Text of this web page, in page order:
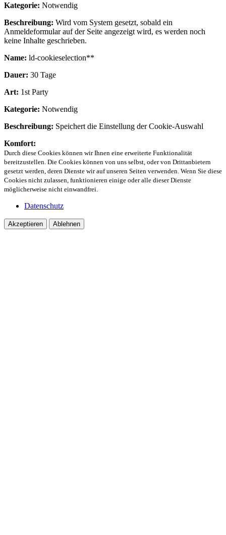
Kategorie: Notwendig
Beschreibung: Wird vom System gesetzt, sobald ein
Anmeldeformular auf der Seite angezeigt wird, es werden noch
keine Inhalte geschrieben.
Name: ld-cookieselection**
Dauer: 30 Tage
Art: 1st Party
Kategorie: Notwendig
Beschreibung: Speichert die Einstellung der Cookie-Auswahl
Komfort:
Durch diese Cookies können wir Ihnen eine erweiterte Funktionalität
bereitzustellen. Die Cookies können von uns selbst, oder von Drittanbietern
gesetzt werden, deren Dienste wir auf unseren Seiten verwenden. Wenn Sie diese
Cookies nicht zulassen, funktionieren einige oder alle dieser Dienste
möglicherweise nicht einwandfrei.
Datenschutz
Akzeptieren Ablehnen